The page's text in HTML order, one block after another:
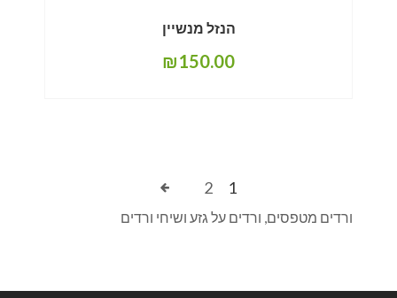
הנזל מנשיין
₪150.00
1
2
ורדים מטפסים, ורדים על גזע ושיחי ורדים